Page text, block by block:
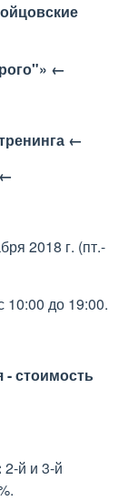
←
←
2018 г. (пт.-
10:00 до 19:00.
- стоимость
2-й и 3-й